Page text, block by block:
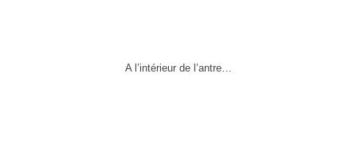
A l’intérieur de l’antre…